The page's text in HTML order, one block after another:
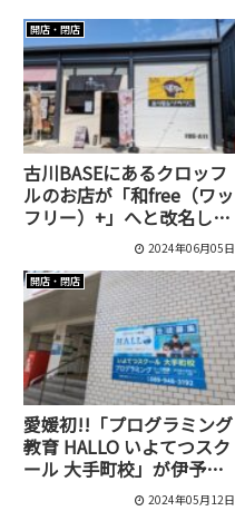
開店・閉店
古川BASEにあるクロッフ
ルのお店が「和free（ワッ
フリー）+」へと改名して
リニューアルオープンしま
した[松山市/古川西]
2024年06月05日
開店・閉店
愛媛初!!「プログラミング
教育 HALLO いよてつスク
ール 大手町校」が伊予鉄
大手町ビル3階に開校[松山
2024年05月12日